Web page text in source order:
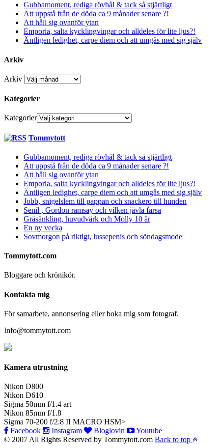
Gubbamoment, rediga rövhål & tack så stjärtligt
Att uppstå från de döda ca 9 månader senare ?!
Att håll sig ovanför ytan
Emporia, salta kycklingvingar och alldeles för lite ljus?!
Äntligen ledighet, carpe diem och att umgås med sig själv
Arkiv
Arkiv
Kategorier
Kategorier
Tommytott
Gubbamoment, rediga rövhål & tack så stjärtligt
Att uppstå från de döda ca 9 månader senare ?!
Att håll sig ovanför ytan
Emporia, salta kycklingvingar och alldeles för lite ljus?!
Äntligen ledighet, carpe diem och att umgås med sig själv
Jobb, snigelslem till pappan och snackero till hunden
Senil , Gordon ramsay och vilken jävla farsa
Gräsänkling, huvudvärk och Molly 10 år
En ny vecka
Sovmorgon på riktigt, lussepenis och söndagsmode
Tommytott.com
Bloggare och krönikör.
Kontakta mig
För samarbete, annonsering eller boka mig som fotograf.
Info@tommytott.com
Kamera utrustning
Nikon D800
Nikon D610
Sigma 50mm f/1.4 art
Nikon 85mm f/1.8
Sigma 70-200 f/2.8 II MACRO HSM>
Facebook
Instagram Bloglovin
Youtube
© 2007 All Rights Reserved by Tommytott.com Back to top